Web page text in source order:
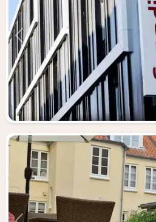
Vorheriges Bild